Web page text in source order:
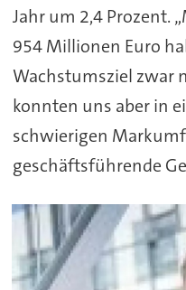
Jahr um 2,4 Prozent.
954 Millionen Euro
Wachstumsziel zwar
konnten uns aber in
schwierigen
geschäftsführende